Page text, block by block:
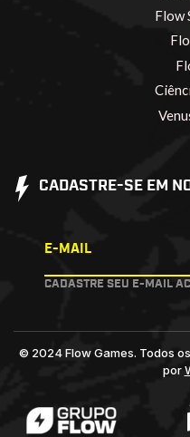
Flow
CADASTRE-SE EM
E-MAIL
CADASTRE SEU E-MAIL
© 2024 Flow Games. Todos
por